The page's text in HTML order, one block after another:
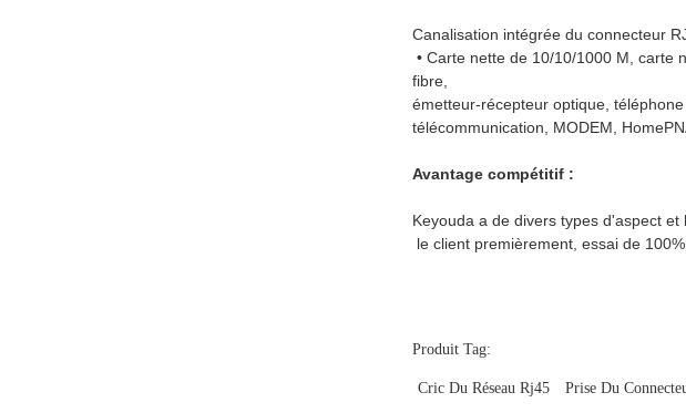
Canalisation intégrée du connecteur
• Carte nette de 10/10/1000 M, carte
fibre,
émetteur-récepteur optique,
télécommunication, MODEM,
Avantage compétitif :
Keyouda a de divers types d'aspect
le client premièrement, essai de
Produit Tag:
Cric Du Réseau Rj45 Prise Du